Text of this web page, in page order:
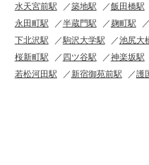
水天宮前駅
築地駅 飯田橋駅
永田町駅
半蔵門駅 麹町駅
下北沢駅
駒沢大学駅 池尻大
桜新町駅
四ツ谷駅 神楽坂駅
若松河田駅
新宿御苑前駅 護